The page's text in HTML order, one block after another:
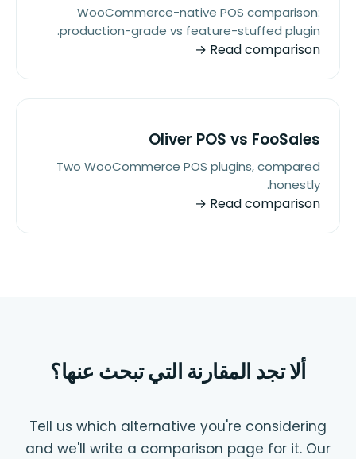
WooCommerce-native POS comparison:
production-grade vs feature-stuffed plugin.
Read comparison →
Oliver POS vs FooSales
Two WooCommerce POS plugins, compared
honestly.
Read comparison →
ألا تجد المقارنة التي تبحث عنها؟
Tell us which alternative you're considering
and we'll write a comparison page for it. Our